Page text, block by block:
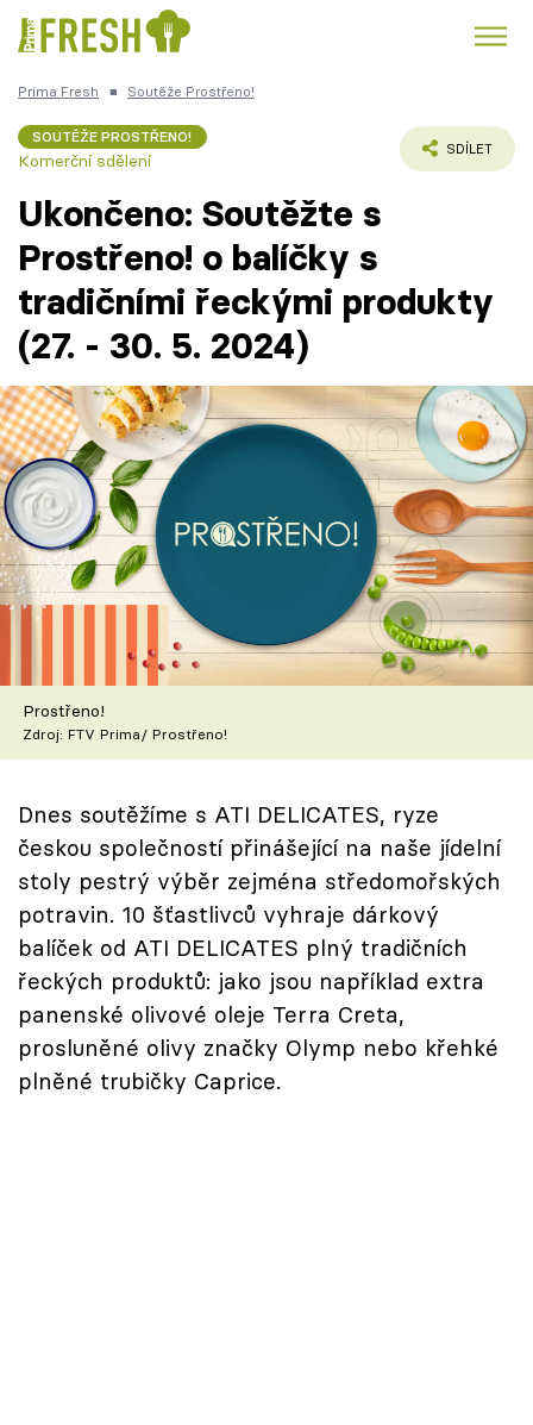
Česká kuchyně
Témata
Recepty
Články
TV Program
Škola vaření
Recepty z TV
Speciál: Cuketa
Těhotnej kuchař
Přihlášení
Sledujte nás
Prima Fresh ■ Soutěže Prostřeno!
SOUTĚŽE PROSTŘENO!
Komerční sdělení
SDÍLET
Ukončeno: Soutěžte s
Prostřeno! o balíčky s
tradičními řeckými produkty
(27. - 30. 5. 2024)
Prostřeno!
Zdroj: FTV Prima/ Prostřeno!
Dnes soutěžíme s ATI DELICATES, ryze
českou společností přinášející na naše jídelní
stoly pestrý výběr zejména středomořských
potravin. 10 šťastlivců vyhraje dárkový
balíček od ATI DELICATES plný tradičních
řeckých produktů: jako jsou například extra
panenské olivové oleje Terra Creta,
prosluněné olivy značky Olymp nebo křehké
plněné trubičky Caprice.